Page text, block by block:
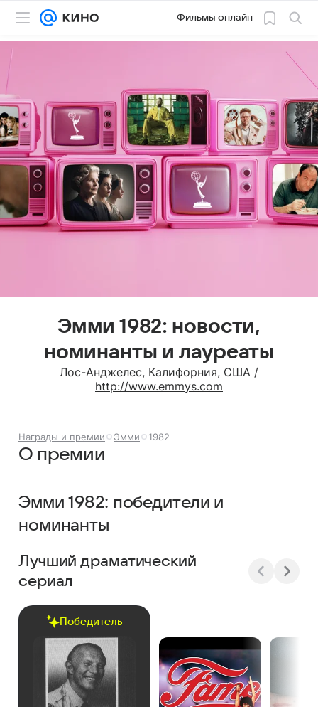
Фильмы онлайн
Эмми 1982: новости,
номинанты и лауреаты
Лос-Анджелес, Калифорния, США /
http://www.emmys.com
Награды и премии Эмми 1982
О премии
Эмми 1982: победители и
номинанты
Лучший драматический
сериал
Победитель